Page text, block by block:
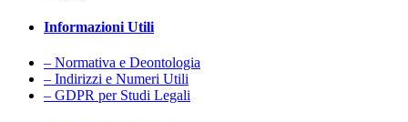
Informazioni Utili
– Normativa e Deontologia
– Indirizzi e Numeri Utili
– GDPR per Studi Legali